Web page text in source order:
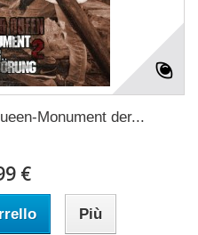
Monument der...
€
Più